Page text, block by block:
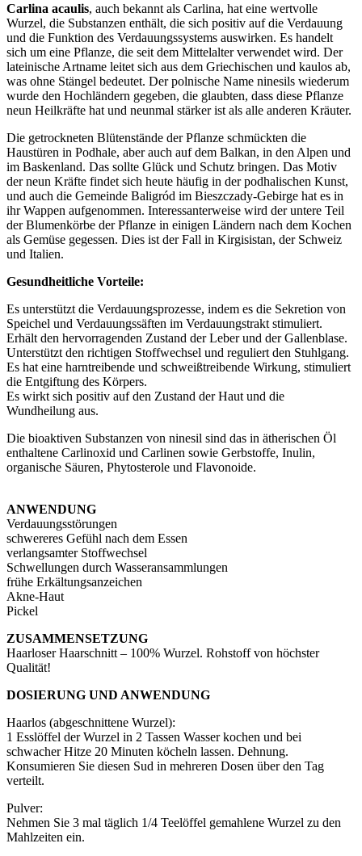
Carlina acaulis, auch bekannt als Carlina, hat eine wertvolle
Wurzel, die Substanzen enthält, die sich positiv auf die Verdauung
und die Funktion des Verdauungssystems auswirken. Es handelt
sich um eine Pflanze, die seit dem Mittelalter verwendet wird. Der
lateinische Artname leitet sich aus dem Griechischen und kaulos ab,
was ohne Stängel bedeutet. Der polnische Name ninesils wiederum
wurde den Hochländern gegeben, die glaubten, dass diese Pflanze
neun Heilkräfte hat und neunmal stärker ist als alle anderen Kräuter.
Die getrockneten Blütenstände der Pflanze schmückten die
Haustüren in Podhale, aber auch auf dem Balkan, in den Alpen und
im Baskenland. Das sollte Glück und Schutz bringen. Das Motiv
der neun Kräfte findet sich heute häufig in der podhalischen Kunst,
und auch die Gemeinde Baligród im Bieszczady-Gebirge hat es in
ihr Wappen aufgenommen. Interessanterweise wird der untere Teil
der Blumenkörbe der Pflanze in einigen Ländern nach dem Kochen
als Gemüse gegessen. Dies ist der Fall in Kirgisistan, der Schweiz
und Italien.
Gesundheitliche Vorteile:
Es unterstützt die Verdauungsprozesse, indem es die Sekretion von
Speichel und Verdauungssäften im Verdauungstrakt stimuliert.
Erhält den hervorragenden Zustand der Leber und der Gallenblase.
Unterstützt den richtigen Stoffwechsel und reguliert den Stuhlgang.
Es hat eine harntreibende und schweißtreibende Wirkung, stimuliert
die Entgiftung des Körpers.
Es wirkt sich positiv auf den Zustand der Haut und die
Wundheilung aus.
Die bioaktiven Substanzen von ninesil sind das in ätherischen Öl
enthaltene Carlinoxid und Carlinen sowie Gerbstoffe, Inulin,
organische Säuren, Phytosterole und Flavonoide.
ANWENDUNG
Verdauungsstörungen
schwereres Gefühl nach dem Essen
verlangsamter Stoffwechsel
Schwellungen durch Wasseransammlungen
frühe Erkältungsanzeichen
Akne-Haut
Pickel
ZUSAMMENSETZUNG
Haarloser Haarschnitt – 100% Wurzel. Rohstoff von höchster
Qualität!
DOSIERUNG UND ANWENDUNG
Haarlos (abgeschnittene Wurzel):
1 Esslöffel der Wurzel in 2 Tassen Wasser kochen und bei
schwacher Hitze 20 Minuten köcheln lassen. Dehnung.
Konsumieren Sie diesen Sud in mehreren Dosen über den Tag
verteilt.
Pulver:
Nehmen Sie 3 mal täglich 1/4 Teelöffel gemahlene Wurzel zu den
Mahlzeiten ein.